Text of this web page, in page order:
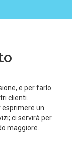
e per farlo
clienti.
esprimere un
ci servirà per
maggiore.